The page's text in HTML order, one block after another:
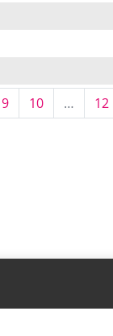
7 8
9Страница 9
10Страница 10
… 12